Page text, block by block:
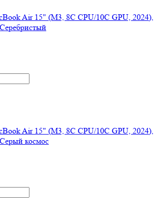
Air 15" (M3, 8C CPU/10C GPU, 2024),
Air 15" (M3, 8C CPU/10C GPU, 2024),
космос